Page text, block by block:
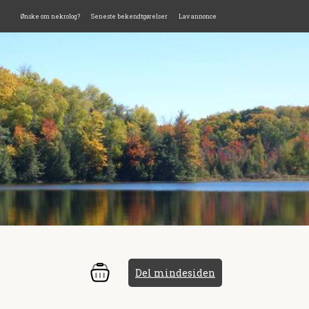
Ønske om nekrolog? Seneste bekendtgørelser Lav annonce
Del mindesiden